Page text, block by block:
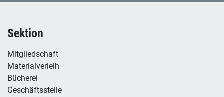
Sektion
Mitgliedschaft
Materialverleih
Bücherei
Geschäftsstelle